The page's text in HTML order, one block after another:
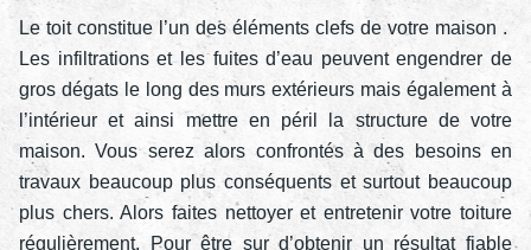
Le toit constitue l’un des éléments clefs de votre maison .
Les infiltrations et les fuites d’eau peuvent engendrer de
gros dégats le long des murs extérieurs mais également à
l’intérieur et ainsi mettre en péril la structure de votre
maison. Vous serez alors confrontés à des besoins en
travaux beaucoup plus conséquents et surtout beaucoup
plus chers. Alors faites nettoyer et entretenir votre toiture
régulièrement. Pour être sur d’obtenir un résultat fiable